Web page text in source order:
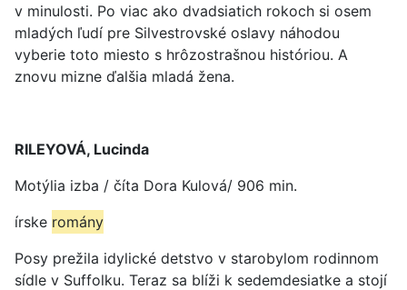
v minulosti. Po viac ako dvadsiatich rokoch si osem
mladých ľudí pre Silvestrovské oslavy náhodou
vyberie toto miesto s hrôzostrašnou históriou. A
znovu mizne ďalšia mladá žena.
RILEYOVÁ, Lucinda
Motýlia izba / číta Dora Kulová/ 906 min.
írske romány
Posy prežila idylické detstvo v starobylom rodinnom
sídle v Suffolku. Teraz sa blíži k sedemdesiatke a stojí